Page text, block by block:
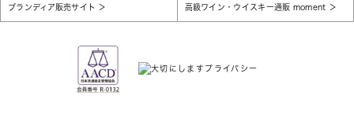
ブランディア販売サイト 高級ワイン・ウイスキー通販 moment